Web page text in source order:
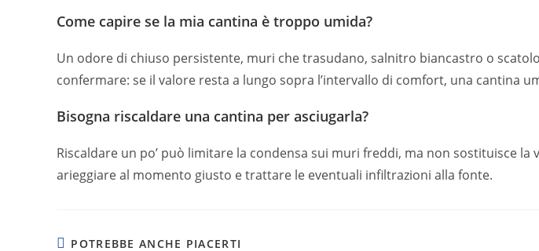
Come capire se la mia cantina è troppo umida?
Un odore di chiuso persistente, muri che trasudano, salnitro biancastro o
confermare: se il valore resta a lungo sopra l’intervallo di comfort, una cantina
Bisogna riscaldare una cantina per asciugarla?
Riscaldare un po’ può limitare la condensa sui muri freddi, ma non sostituisce la
arieggiare al momento giusto e trattare le eventuali infiltrazioni alla fonte.
POTREBBE ANCHE PIACERTI